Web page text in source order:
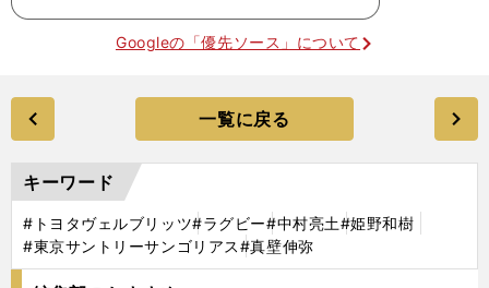
Googleの「優先ソース」について
一覧に戻る
キーワード
#トヨタヴェルブリッツ#ラグビー#中村亮土#姫野和樹
#東京サントリーサンゴリアス#真壁伸弥